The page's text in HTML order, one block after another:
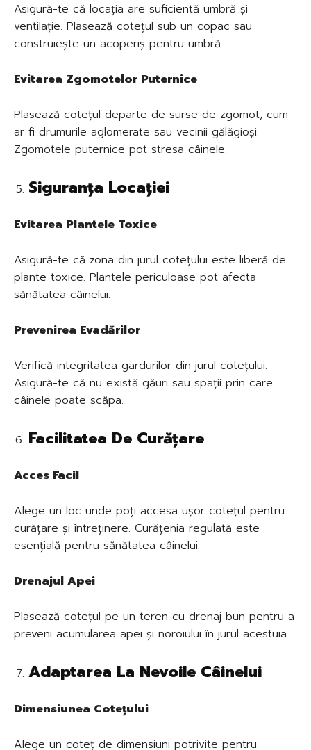
Asigură-te că locația are suficientă umbră și
ventilație. Plasează cotețul sub un copac sau
construiește un acoperiș pentru umbră.
Evitarea Zgomotelor Puternice
Plasează cotețul departe de surse de zgomot, cum
ar fi drumurile aglomerate sau vecinii gălăgioși.
Zgomotele puternice pot stresa câinele.
Siguranța Locației
Evitarea Plantele Toxice
Asigură-te că zona din jurul cotețului este liberă de
plante toxice. Plantele periculoase pot afecta
sănătatea câinelui.
Prevenirea Evadărilor
Verifică integritatea gardurilor din jurul cotețului.
Asigură-te că nu există găuri sau spații prin care
câinele poate scăpa.
Facilitatea De Curățare
Acces Facil
Alege un loc unde poți accesa ușor cotețul pentru
curățare și întreținere. Curățenia regulată este
esențială pentru sănătatea câinelui.
Drenajul Apei
Plasează cotețul pe un teren cu drenaj bun pentru a
preveni acumularea apei și noroiului în jurul acestuia.
Adaptarea La Nevoile Câinelui
Dimensiunea Cotețului
Alege un coteț de dimensiuni potrivite pentru